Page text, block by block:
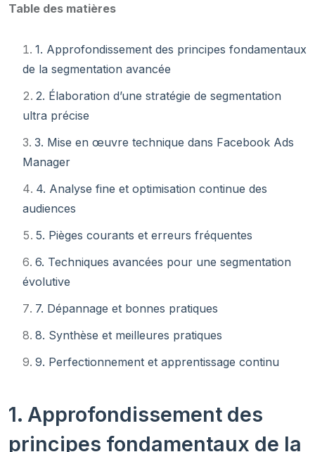
Table des matières
1. Approfondissement des principes fondamentaux
de la segmentation avancée
2. Élaboration d’une stratégie de segmentation
ultra précise
3. Mise en œuvre technique dans Facebook Ads
Manager
4. Analyse fine et optimisation continue des
audiences
5. Pièges courants et erreurs fréquentes
6. Techniques avancées pour une segmentation
évolutive
7. Dépannage et bonnes pratiques
8. Synthèse et meilleures pratiques
9. Perfectionnement et apprentissage continu
1. Approfondissement des
principes fondamentaux de la